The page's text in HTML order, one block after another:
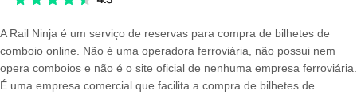
A Rail Ninja é um serviço de reservas para compra de bilhetes de
comboio online. Não é uma operadora ferroviária, não possui nem
opera comboios e não é o site oficial de nenhuma empresa ferroviária.
É uma empresa comercial que facilita a compra de bilhetes de